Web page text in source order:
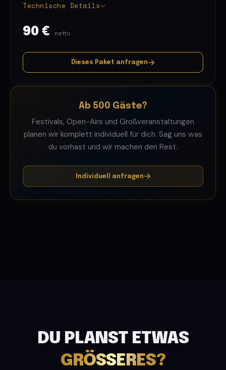
Technische Details
90 € netto
Dieses Paket anfragen
Ab 500 Gäste?
Festivals, Open-Airs und Großveranstaltungen
planen wir komplett individuell für dich. Sag uns was
du vorhast und wir machen den Rest.
Individuell anfragen
DU PLANST ETWAS
GRÖSSERES?